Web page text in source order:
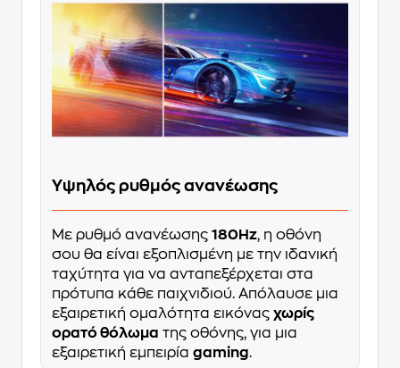
Υψηλός ρυθμός ανανέωσης
Με ρυθμό ανανέωσης 180Hz, η οθόνη
σου θα είναι εξοπλισμένη με την ιδανική
ταχύτητα για να ανταπεξέρχεται στα
πρότυπα κάθε παιχνιδιού. Απόλαυσε μια
εξαιρετική ομαλότητα εικόνας χωρίς
ορατό θόλωμα της οθόνης, για μια
εξαιρετική εμπειρία gaming.